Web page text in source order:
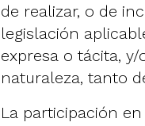
de realizar, o de
legislación
expresa o tácita,
naturaleza, tanto
La participación